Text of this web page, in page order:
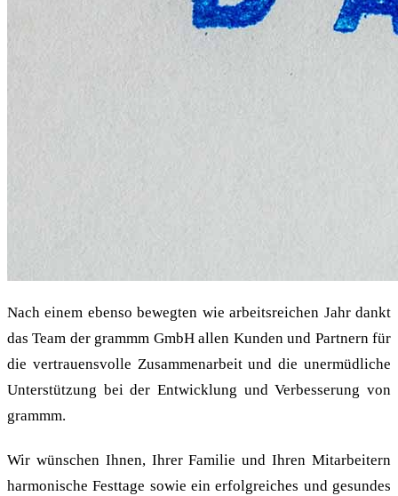
Nach einem ebenso bewegten wie arbeitsreichen Jahr dankt
das Team der grammm GmbH allen Kunden und Partnern für
die vertrauensvolle Zusammenarbeit und die unermüdliche
Unterstützung bei der Entwicklung und Verbesserung von
grammm.
Wir wünschen Ihnen, Ihrer Familie und Ihren Mitarbeitern
harmonische Festtage sowie ein erfolgreiches und gesundes